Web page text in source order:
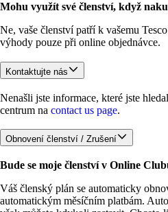
Mohu využít své členství, když
Ne, vaše členství patří k vašemu
výhody pouze při online objednávce.
Kontaktujte nás
Nenašli jste informace, které jste
centrum na contact us page.
Obnovení členství / Zrušení
Bude se moje členství v Online
Váš členský plán se automaticky
automatickým měsíčním platbám.